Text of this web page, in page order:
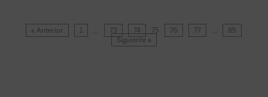
« Anterior 1 … 73 74 75 76 77 …
85
Siguiente »